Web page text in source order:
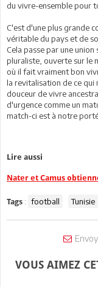
du vivre-ensemble pour
C'est d'une plus grande
véritable du pays et de
Cela passe par une
pluraliste, ouverte sur le
où il fait vraiment bon
la revitalisation de ce qui
douceur de vivre
d'urgence comme un
match-ci est à notre
Lire aussi
Nater et Camus
Tags : football Tunisie
VOUS AIMEZ